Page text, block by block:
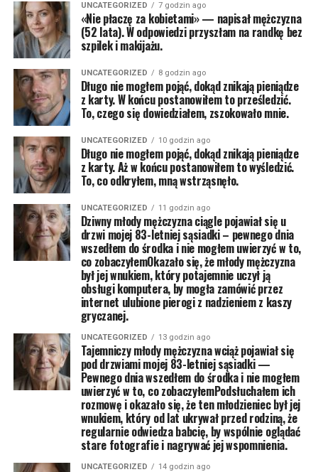
UNCATEGORIZED 7 godzin ago
«Nie płaczę za kobietami» — napisał mężczyzna
(52 lata). W odpowiedzi przyszłam na randkę bez
szpilek i makijażu.
UNCATEGORIZED 8 godzin ago
Długo nie mogłem pojąć, dokąd znikają pieniądze
z karty. W końcu postanowiłem to prześledzić.
To, czego się dowiedziałem, zszokowało mnie.
UNCATEGORIZED 10 godzin ago
Długo nie mogłem pojąć, dokąd znikają pieniądze
z karty. Aż w końcu postanowiłem to wyśledzić.
To, co odkryłem, mną wstrząsnęło.
UNCATEGORIZED 11 godzin ago
Dziwny młody mężczyzna ciągle pojawiał się u
drzwi mojej 83-letniej sąsiadki – pewnego dnia
wszedłem do środka i nie mogłem uwierzyć w to,
co zobaczyłemOkazało się, że młody mężczyzna
był jej wnukiem, który potajemnie uczył ją
obsługi komputera, by mogła zamówić przez
internet ulubione pierogi z nadzieniem z kaszy
gryczanej.
UNCATEGORIZED 13 godzin ago
Tajemniczy młody mężczyzna wciąż pojawiał się
pod drzwiami mojej 83-letniej sąsiadki —
Pewnego dnia wszedłem do środka i nie mogłem
uwierzyć w to, co zobaczyłemPodsłuchałem ich
rozmowę i okazało się, że ten młodzieniec był jej
wnukiem, który od lat ukrywał przed rodziną, że
regularnie odwiedza babcię, by wspólnie oglądać
stare fotografie i nagrywać jej wspomnienia.
UNCATEGORIZED 14 godzin ago